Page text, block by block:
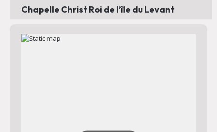
Chapelle Christ Roi de l’île du Levant